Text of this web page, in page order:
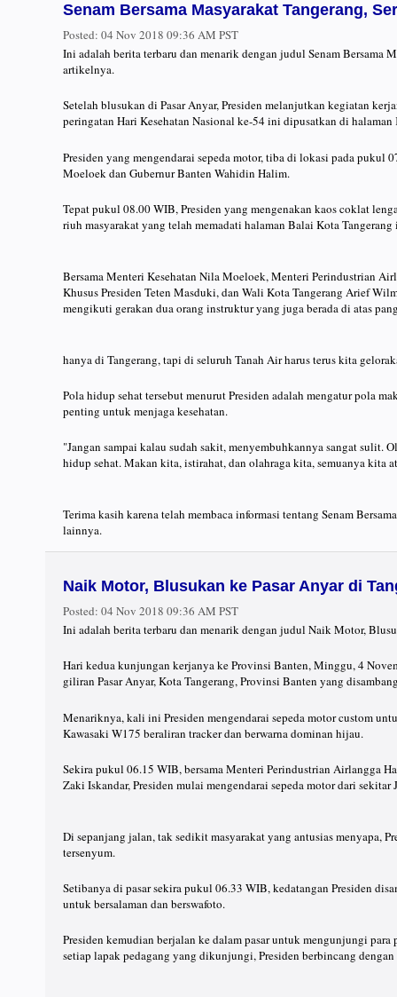
Senam Bersama Masyarakat Tangerang,
Posted: 04 Nov 2018 09:36 AM PST
Ini adalah berita terbaru dan menarik dengan judul Senam Bersama
artikelnya.
Setelah blusukan di Pasar Anyar, Presiden melanjutkan kegiatan
peringatan Hari Kesehatan Nasional ke-54 ini dipusatkan di
Presiden yang mengendarai sepeda motor, tiba di lokasi pada
Moeloek dan Gubernur Banten Wahidin Halim.
Tepat pukul 08.00 WIB, Presiden yang mengenakan kaos coklat
riuh masyarakat yang telah memadati halaman Balai Kota
Bersama Menteri Kesehatan Nila Moeloek, Menteri Perindustrian
Khusus Presiden Teten Masduki, dan Wali Kota Tangerang Arief
mengikuti gerakan dua orang instruktur yang juga berada di atas
hanya di Tangerang, tapi di seluruh Tanah Air harus terus kita
Pola hidup sehat tersebut menurut Presiden adalah mengatur pola
penting untuk menjaga kesehatan.
"Jangan sampai kalau sudah sakit, menyembuhkannya sangat sulit.
hidup sehat. Makan kita, istirahat, dan olahraga kita, semuanya kita
Terima kasih karena telah membaca informasi tentang Senam
lainnya.
Naik Motor, Blusukan ke Pasar Anyar di
Posted: 04 Nov 2018 09:36 AM PST
Ini adalah berita terbaru dan menarik dengan judul Naik Motor,
Hari kedua kunjungan kerjanya ke Provinsi Banten, Minggu, 4
giliran Pasar Anyar, Kota Tangerang, Provinsi Banten yang
Menariknya, kali ini Presiden mengendarai sepeda motor custom
Kawasaki W175 beraliran tracker dan berwarna dominan hijau.
Sekira pukul 06.15 WIB, bersama Menteri Perindustrian Airlangga
Zaki Iskandar, Presiden mulai mengendarai sepeda motor dari
Di sepanjang jalan, tak sedikit masyarakat yang antusias menyapa,
tersenyum.
Setibanya di pasar sekira pukul 06.33 WIB, kedatangan Presiden
untuk bersalaman dan berswafoto.
Presiden kemudian berjalan ke dalam pasar untuk mengunjungi
setiap lapak pedagang yang dikunjungi, Presiden berbincang